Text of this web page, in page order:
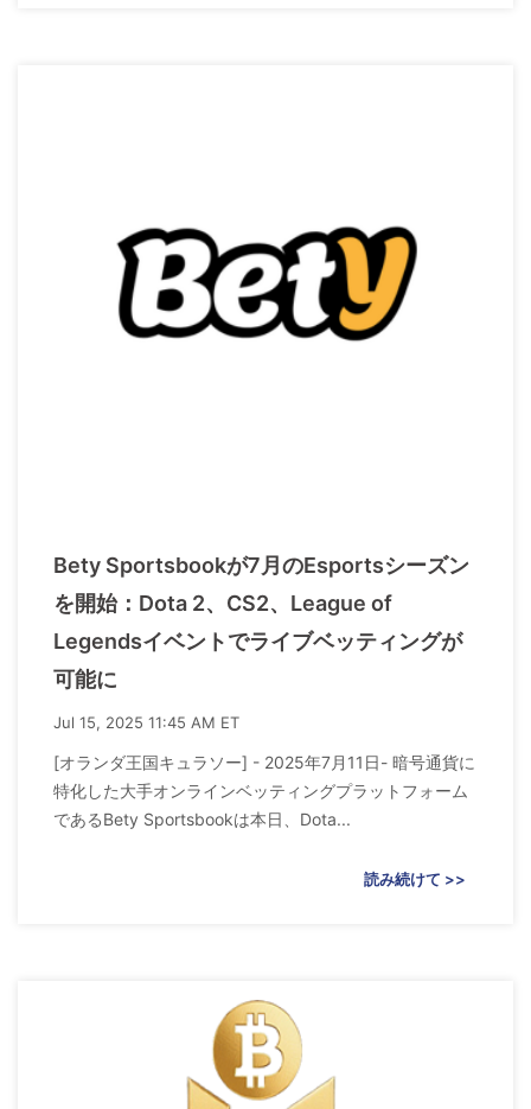
Bety Sportsbookが7月のEsportsシーズン
を開始：Dota 2、CS2、League of
Legendsイベントでライブベッティングが
可能に
Jul 15, 2025 11:45 AM ET
[オランダ王国キュラソー] - 2025年7月11日- 暗号通貨に
特化した大手オンラインベッティングプラットフォーム
であるBety Sportsbookは本日、Dota...
読み続けて >>